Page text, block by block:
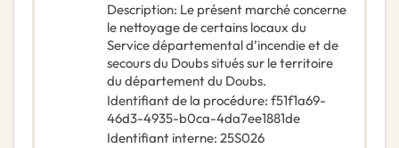
Description: Le présent marché concerne
le nettoyage de certains locaux du
Service départemental d’incendie et de
secours du Doubs situés sur le territoire
du département du Doubs.
Identifiant de la procédure: f51f1a69-
46d3-4935-b0ca-4da7ee1881de
Identifiant interne: 25S026